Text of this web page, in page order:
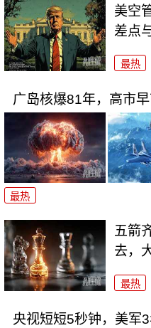
美空
差点
最热
广岛核爆81年，高市
最热
五箭
去，
最热
央视短短5秒钟，美军